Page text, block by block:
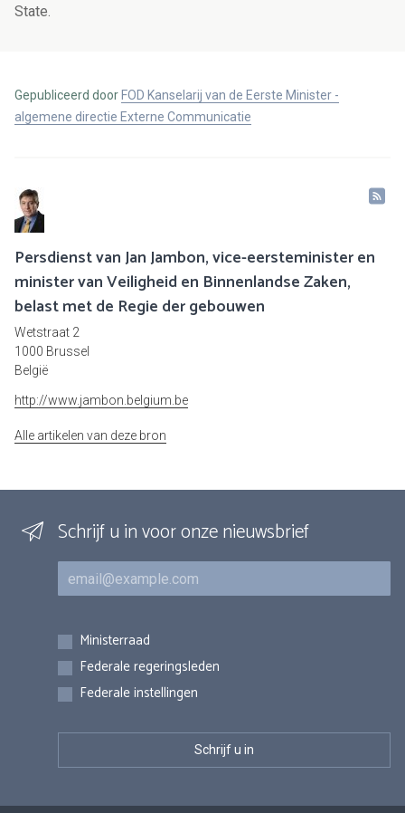
State.
Gepubliceerd door FOD Kanselarij van de Eerste Minister -
algemene directie Externe Communicatie
Persdienst van Jan Jambon, vice-eersteminister en
minister van Veiligheid en Binnenlandse Zaken,
belast met de Regie der gebouwen
Wetstraat 2
1000 Brussel
België
http://www.jambon.belgium.be
Alle artikelen van deze bron
Schrijf u in voor onze nieuwsbrief
E-mail
Inschrijvingen
Ministerraad
Federale regeringsleden
Federale instellingen